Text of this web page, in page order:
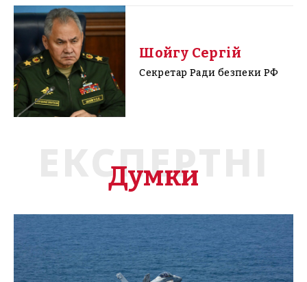
Шойгу Сергій
Секретар Ради безпеки РФ
ЕКСПЕРТНІ
Думки